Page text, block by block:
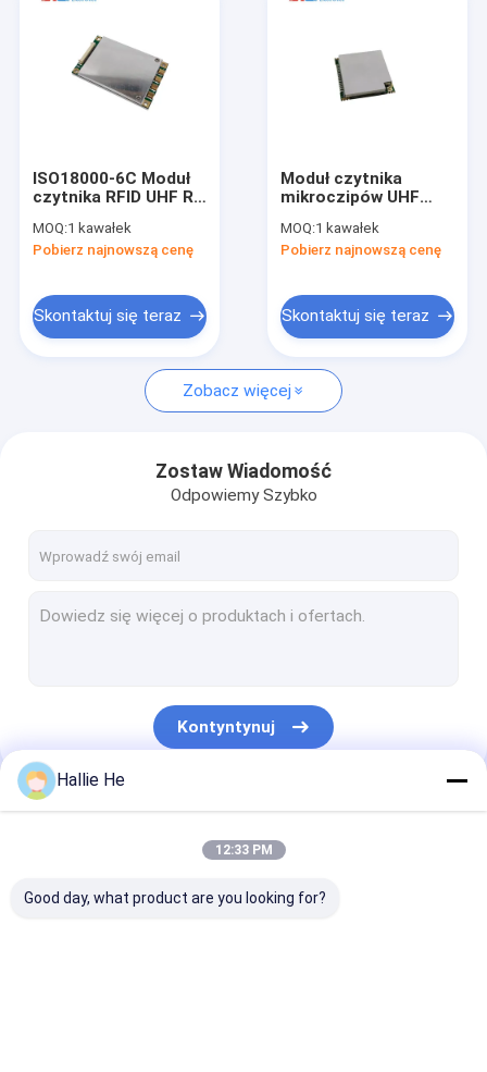
O nas
Wycieczka po fabryce
Aktualności
Poprosić o wycenę
Czytnik RFID IOT
Desktop RFID Reader
Naprawiono czytnik RFID
Moduł czytnika RFID
Czytnik RFID średniej klasy
Dalekiego zasięgu czytnik RFID
ISO18000-6C Moduł
czytnika RFID UHF RF
samoobsługowej
maszyny kioskowej
MOQ:1 kawałek
Pobierz najnowszą cenę
Skontaktuj się teraz
Moduł czytnika
mikroczipów UHF
moduł czytnika do
kiosku
rozmiarach
MOQ:1 kawałek
Pobierz najnowszą cenę
Skontaktuj się teraz
Zobacz więcej
Zostaw Wiadomość
Odpowiemy Szybko
Kontyntynuj
Nasze Kategorie
Hallie He
12:33 PM
Good day, what product are you looking for?